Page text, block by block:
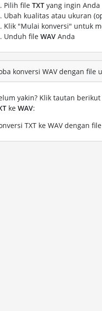
Pilih file TXT yang ingin Anda
Ubah kualitas atau ukuran
Klik "Mulai konversi" untuk
Unduh file WAV Anda
konversi WAV dengan file
yakin? Klik tautan
ke WAV:
TXT ke WAV dengan